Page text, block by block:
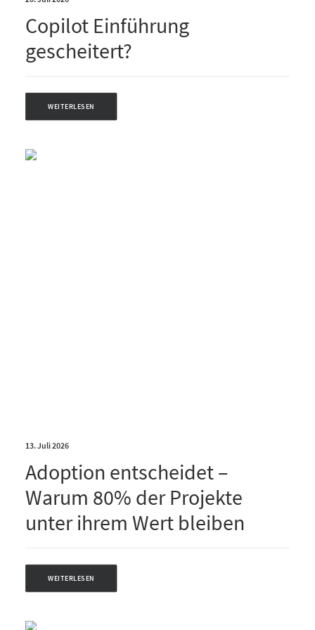
Copilot Einführung
gescheitert?
WEITERLESEN
13. Juli 2026
Adoption entscheidet –
Warum 80% der Projekte
unter ihrem Wert bleiben
WEITERLESEN